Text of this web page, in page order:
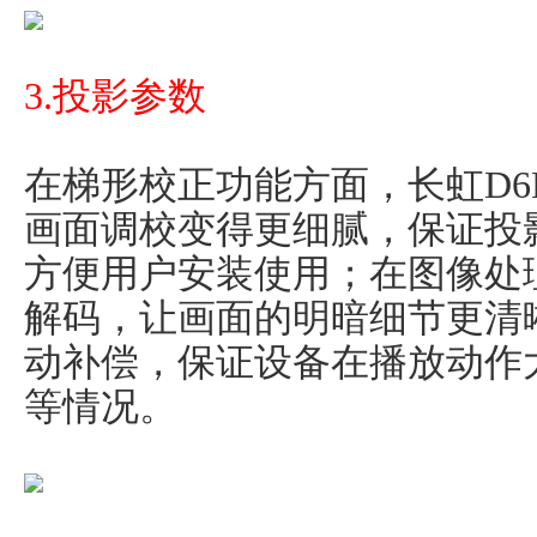
3.投影参数
在梯形校正功能方面，长虹
画面调校变得更细腻，保证
方便用户安装使用；在图像
解码，让画面的明暗细节更
动补偿，保证设备在播放动
等情况。